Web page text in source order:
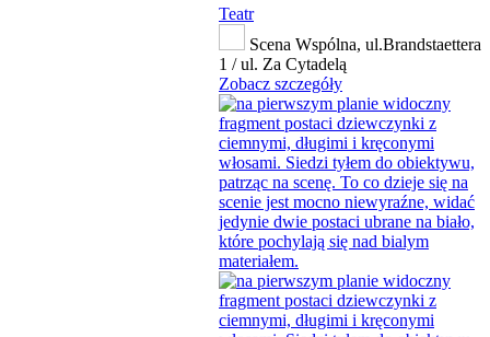
Teatr
Scena Wspólna, ul.Brandstaettera
1 / ul. Za Cytadelą
Zobacz szczegóły